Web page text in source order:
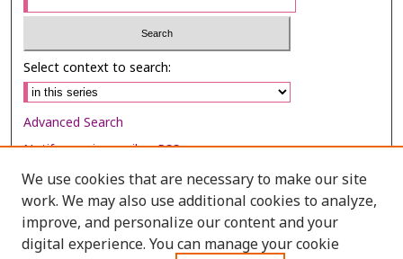
Select context to search:
Advanced Search
Notify me via email orRSS
Browse
Collections
Disciplines
We use cookies that are necessary to make our site
work. We may also use additional cookies to analyze,
improve, and personalize our content and your
digital experience. You can manage your cookie